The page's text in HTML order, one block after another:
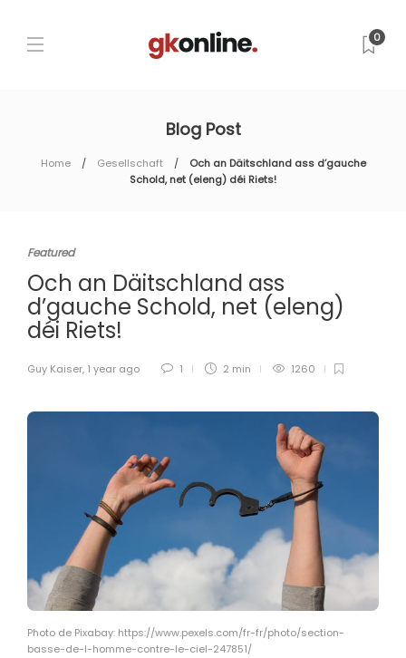
0
Blog Post
Home Gesellschaft
Och an Däitschland ass d’gauche
Schold, net (eleng) déi Riets!
Featured
Och an Däitschland ass
d’gauche Schold, net (eleng)
déi Riets!
Guy Kaiser, 1 year ago 1 2 min 1260
Photo de Pixabay: https://www.pexels.com/fr-fr/photo/section-
basse-de-l-homme-contre-le-ciel-247851/